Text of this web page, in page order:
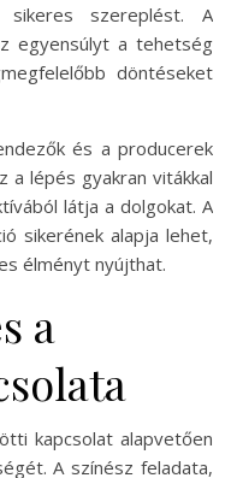
szereplést. A
egyensúlyt a tehetség
döntéseket
és a producerek
a lépés gyakran vitákkal
látja a dolgokat. A
sikerének alapja lehet,
élményt nyújthat.
a
kapcsolat alapvetően
A színész feladata,